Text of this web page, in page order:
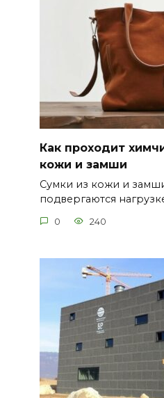
Как проходит
кожи и замши
Сумки из кожи и
подвергаются
0 240